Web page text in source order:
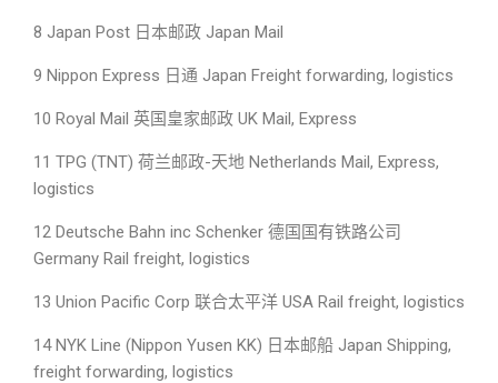
8 Japan Post 日本邮政 Japan Mail
9 Nippon Express 日通 Japan Freight forwarding, logistics
10 Royal Mail 英国皇家邮政 UK Mail, Express
11 TPG (TNT) 荷兰邮政-天地 Netherlands Mail, Express,
logistics
12 Deutsche Bahn inc Schenker 德国国有铁路公司
Germany Rail freight, logistics
13 Union Pacific Corp 联合太平洋 USA Rail freight, logistics
14 NYK Line (Nippon Yusen KK) 日本邮船 Japan Shipping,
freight forwarding, logistics